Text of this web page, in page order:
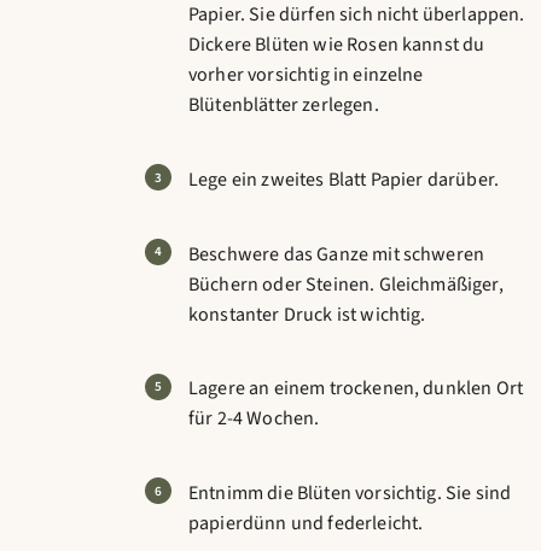
Papier. Sie dürfen sich nicht überlappen.
Dickere Blüten wie Rosen kannst du
vorher vorsichtig in einzelne
Blütenblätter zerlegen.
Lege ein zweites Blatt Papier darüber.
Beschwere das Ganze mit schweren
Büchern oder Steinen. Gleichmäßiger,
konstanter Druck ist wichtig.
Lagere an einem trockenen, dunklen Ort
für 2-4 Wochen.
Entnimm die Blüten vorsichtig. Sie sind
papierdünn und federleicht.